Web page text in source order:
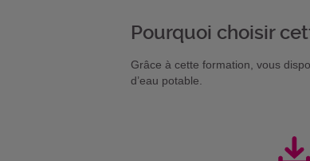
Pourquoi choisir
Grâce à cette formation, vous
d’eau potable.